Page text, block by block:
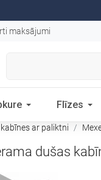
maksājumi
Flīzes
ar paliktni
dušas